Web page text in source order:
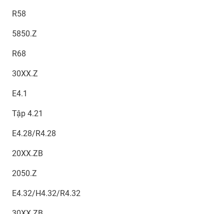
R58
5850.Z
R68
30XX.Z
E4.1
Tập 4.21
E4.28/R4.28
20XX.ZB
2050.Z
E4.32/H4.32/R4.32